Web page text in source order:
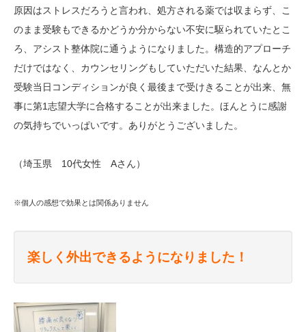
原因はストレスだろうと言われ、処方される薬では収まらず、こ
のまま受験もできるかどうか分からない不安に駆られていたとこ
ろ、アシスト整体院に通うようになりました。構造的アプローチ
だけではなく、カウンセリングもしていただいた結果、なんとか
受験当日コンディションが良く最後まで受けきることが出来、無
事に第1志望大学に合格することが出来ました。ほんとうに感謝
の気持ちでいっぱいです。ありがとうございました。
（埼玉県 10代女性 Aさん）
※個人の感想で効果とは関係ありません
楽しく外出できるようになりました！